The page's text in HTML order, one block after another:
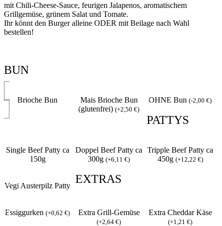
mit Chili-Cheese-Sauce, feurigen Jalapenos, aromatischem
Grillgemüse, grünem Salat und Tomate.
Ihr könnt den Burger alleine ODER mit Beilage nach Wahl
bestellen!
BUN
Brioche Bun
Mais Brioche Bun
(glutenfrei)(+2,50€)
OHNE Bun(-2,00€)
PATTYS
Single Beef Patty ca
150g
Doppel Beef Patty ca
300g(+6,11€)
Tripple Beef Patty ca
450g (+12,22 €)
Vegi Austerpilz Patty
EXTRAS
Essiggurken(+0,62€) Extra Grill-Gemüse
(+2,64€)
Extra Cheddar Käse
(+1,21€)